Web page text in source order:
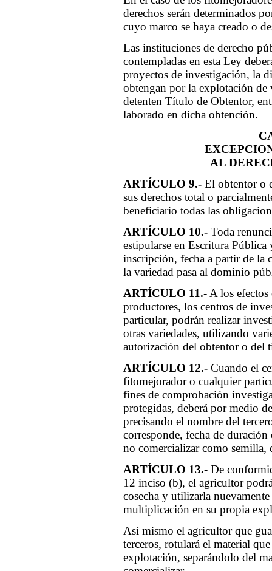
derechos serán determinados
cuyo marco se haya creado o
Las instituciones de derecho
contempladas en esta Ley
proyectos de investigación, la
obtengan por la explotación de
detenten Título de Obtentor,
laborado en dicha obtención.
AL
ARTÍCULO 9.- El obtentor o
sus derechos total o
beneficiario todas las
ARTÍCULO 10.- Toda
estipularse en Escritura Pública
inscripción, fecha a partir de la
la variedad pasa al dominio
ARTÍCULO 11.-A los
productores, los centros de
particular, podrán realizar
otras variedades, utilizando
autorización del obtentor o del
ARTÍCULO 12.- Cuando el
fitomejorador o cualquier
fines de comprobación
protegidas, deberá por medio
precisando el nombre del
corresponde, fecha de
no comercializar como
ARTÍCULO 13.- De
12 inciso (b), el agricultor
cosecha y utilizarla
multiplicación en su propia
Así mismo el agricultor que
terceros, rotulará el material
explotación, separándolo del